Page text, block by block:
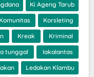
Ki Ageng Tarub
Komunitas Korsleting
Kreak Kriminal
tunggal lakalantas
Ledakan Klambu